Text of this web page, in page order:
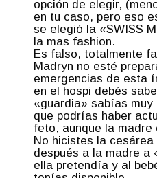
opción de elegir,
en tu caso, pero eso
se elegió la «SWISS
la mas fashion.
Es falso, totalmente
Madryn no esté
emergencias de esta
en el hospi debés
«guardia» sabías
que podrías haber
feto, aunque la
No hicistes la
después a la madre a
ella pretendía y al